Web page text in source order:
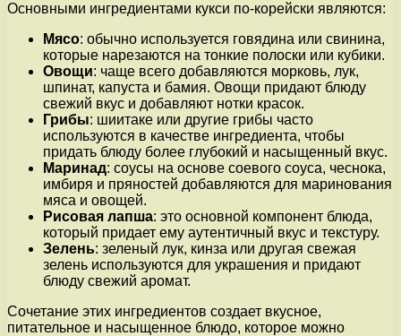
Основными ингредиентами кукси по-корейски являются:
Мясо: обычно используется говядина или свинина,
которые нарезаются на тонкие полоски или кубики.
Овощи: чаще всего добавляются морковь, лук,
шпинат, капуста и бамия. Овощи придают блюду
свежий вкус и добавляют нотки красок.
Грибы: шиитаке или другие грибы часто
используются в качестве ингредиента, чтобы
придать блюду более глубокий и насыщенный вкус.
Маринад: соусы на основе соевого соуса, чеснока,
имбиря и пряностей добавляются для маринования
мяса и овощей.
Рисовая лапша: это основной компонент блюда,
который придает ему аутентичный вкус и текстуру.
Зелень: зеленый лук, кинза или другая свежая
зелень используются для украшения и придают
блюду свежий аромат.
Сочетание этих ингредиентов создает вкусное,
питательное и насыщенное блюдо, которое можно